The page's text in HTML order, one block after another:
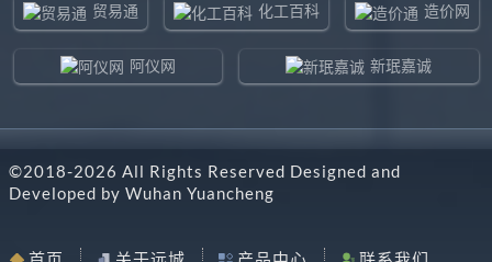
贸易通 化工百科 造价网
阿仪网 新珉嘉诚
东北制造网 药智通
©2018-2026 All Rights Reserved Designed and
Developed by Wuhan Yuancheng